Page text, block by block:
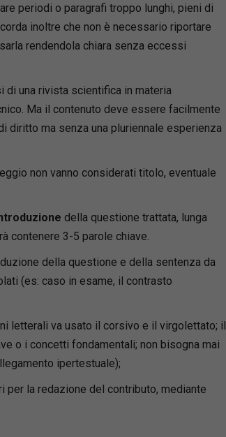
periodi o paragrafi troppo lunghi, pieni di
inoltre che non è necessario riportare
rendendola chiara senza eccessi
di una rivista scientifica in materia
Ma il contenuto deve essere facilmente
diritto ma senza una pluriennale esperienza
non vanno considerati titolo, eventuale
della questione trattata, lunga
contenere 3-5 parole chiave.
della questione e della sentenza da
(es: caso in esame, il contrasto
letterali va usato il corsivo e il virgolettato; il
o i concetti fondamentali; non bisogna mai
ipertestuale);
per la redazione del contributo, mediante